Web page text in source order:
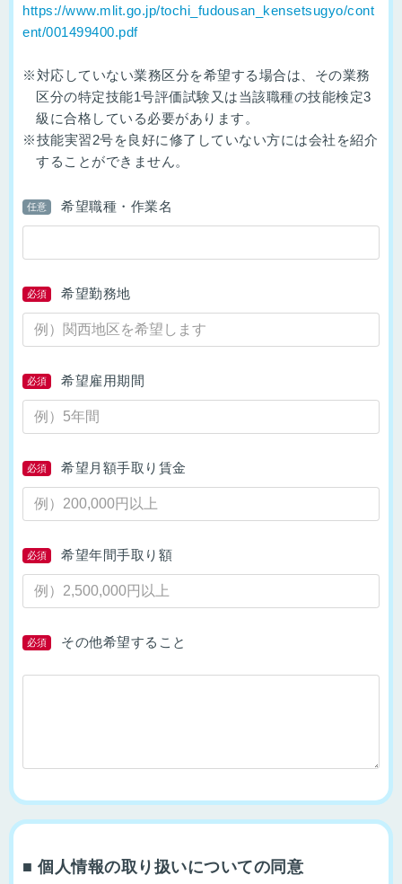
https://www.mlit.go.jp/tochi_fudousan_kensetsugyo/cont
ent/001499400.pdf
※対応していない業務区分を希望する場合は、その業務
区分の特定技能1号評価試験又は当該職種の技能検定3
級に合格している必要があります。
※技能実習2号を良好に修了していない方には会社を紹介
することができません。
任意 希望職種・作業名
必須 希望勤務地
必須 希望雇用期間
必須 希望月額手取り賃金
必須 希望年間手取り額
必須 その他希望すること
■ 個人情報の取り扱いについての同意